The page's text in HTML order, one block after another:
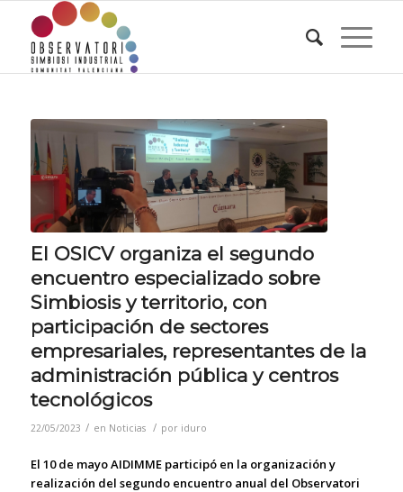
El OSICV organiza el segundo
encuentro especializado sobre
Simbiosis y territorio, con
participación de sectores
empresariales, representantes de la
administración pública y centros
tecnológicos
22/05/2023 / en Noticias / por iduro
El 10 de mayo AIDIMME participó en la organización y
realización del segundo encuentro anual del Observatori